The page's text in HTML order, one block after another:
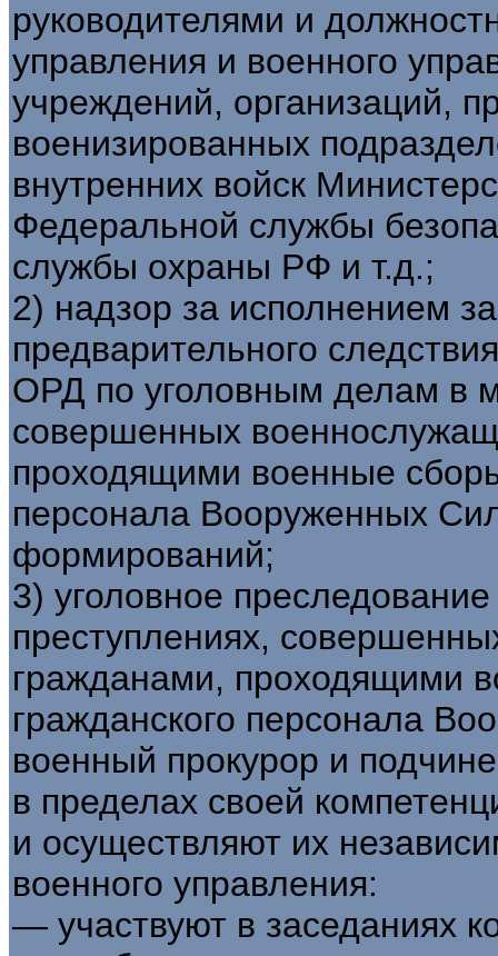
руководителями и
управления и военного
учреждений, организаций,
военизированных
внутренних войск
Федеральной службы
службы охраны РФ и т.д.;
2) надзор за исполнением
предварительного
ОРД по уголовным делам в
совершенных
проходящими военные
персонала Вооруженных
формирований;
3) уголовное
преступлениях,
гражданами, проходящими
гражданского персонала
военный прокурор и
в пределах своей
и осуществляют их
военного управления:
— участвуют в заседаниях